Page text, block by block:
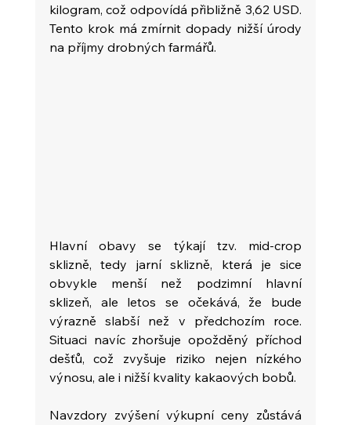
kilogram, což odpovídá přibližně 3,62 USD.
Tento krok má zmírnit dopady nižší úrody
na příjmy drobných farmářů.
Hlavní obavy se týkají tzv. mid-crop
sklizně, tedy jarní sklizně, která je sice
obvykle menší než podzimní hlavní
sklizeň, ale letos se očekává, že bude
výrazně slabší než v předchozím roce.
Situaci navíc zhoršuje opožděný příchod
dešťů, což zvyšuje riziko nejen nízkého
výnosu, ale i nižší kvality kakaových bobů.
Navzdory zvýšení výkupní ceny zůstává